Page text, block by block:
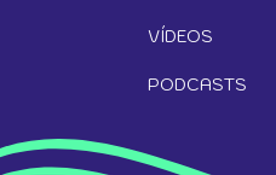
VÍDEOS
PODCASTS